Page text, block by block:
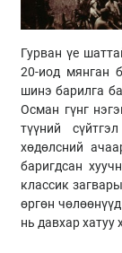
Гурван үе
20-иод мянган
шинэ барилга
Осман гүнг
түүний
хөдөлсний
баригдсан
классик
өргөн
нь давхар